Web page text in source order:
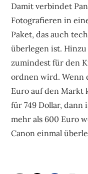
Damit verbindet
Fotografieren in
Paket, das auch
überlegen ist.
zumindest für den
ordnen wird. Wenn
Euro auf den Markt
für 749 Dollar, dann
mehr als 600 Euro
Canon einmal